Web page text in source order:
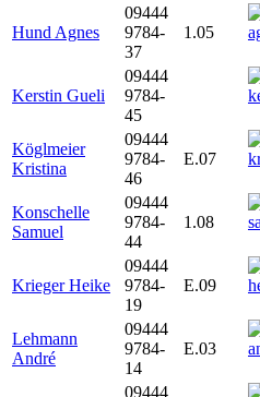
Hund Agnes
09444
9784-
37
1.05
Kerstin Gueli
09444
9784-
45
Köglmeier
Kristina
09444
9784-
46
E.07
Konschelle
Samuel
09444
9784-
44
1.08
Krieger Heike
09444
9784-
19
E.09
Lehmann
André
09444
9784-
14
E.03
09444